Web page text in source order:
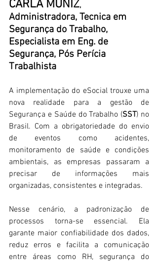
CARLA MUNIZ,
Administradora, Tecnica em
Segurança do Trabalho,
Especialista em Eng. de
Segurança, Pós Perícia
Trabalhista
A implementação do eSocial trouxe uma
nova realidade para a gestão de
Segurança e Saúde do Trabalho (SST) no
Brasil. Com a obrigatoriedade do envio
de eventos como acidentes,
monitoramento de saúde e condições
ambientais, as empresas passaram a
precisar de informações mais
organizadas, consistentes e integradas.
Nesse cenário, a padronização de
processos torna-se essencial. Ela
garante maior confiabilidade dos dados,
reduz erros e facilita a comunicação
entre áreas como RH, segurança do